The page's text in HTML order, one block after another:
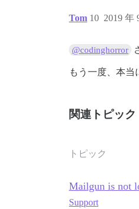
Tom 2019 年
10
@codinghorror
もう一度、本当
関連トピック
トピック
Mailgun is not
Support